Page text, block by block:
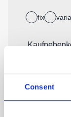
Consent